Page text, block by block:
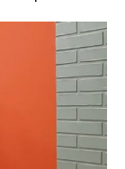
ежедневного
атмосферу и
долгие годы.